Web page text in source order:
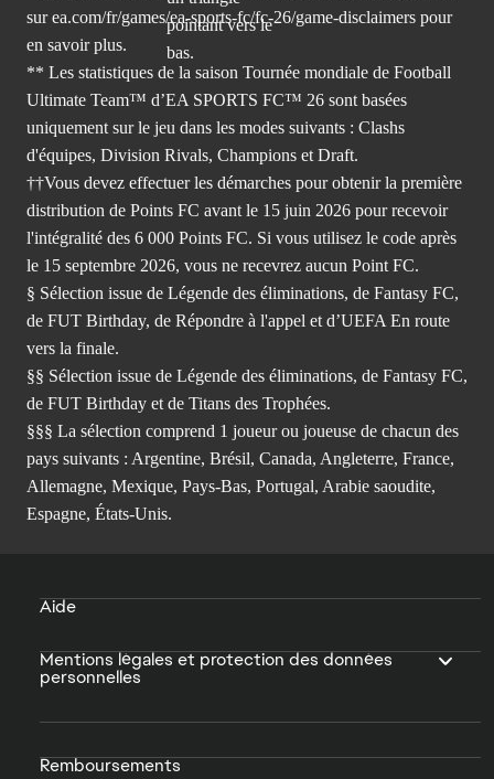
sur ea.com/fr/games/ea-sports-fc/fc-26/game-disclaimers pour
en savoir plus.
** Les statistiques de la saison Tournée mondiale de Football
Ultimate Team™ d’EA SPORTS FC™ 26 sont basées
uniquement sur le jeu dans les modes suivants : Clashs
d'équipes, Division Rivals, Champions et Draft.
††Vous devez effectuer les démarches pour obtenir la première
distribution de Points FC avant le 15 juin 2026 pour recevoir
l'intégralité des 6 000 Points FC. Si vous utilisez le code après
le 15 septembre 2026, vous ne recevrez aucun Point FC.
§ Sélection issue de Légende des éliminations, de Fantasy FC,
de FUT Birthday, de Répondre à l'appel et d’UEFA En route
vers la finale.
§§ Sélection issue de Légende des éliminations, de Fantasy FC,
de FUT Birthday et de Titans des Trophées.
§§§ La sélection comprend 1 joueur ou joueuse de chacun des
pays suivants : Argentine, Brésil, Canada, Angleterre, France,
Allemagne, Mexique, Pays-Bas, Portugal, Arabie saoudite,
Espagne, États-Unis.
Aide
Mentions légales et protection des données
personnelles
Remboursements